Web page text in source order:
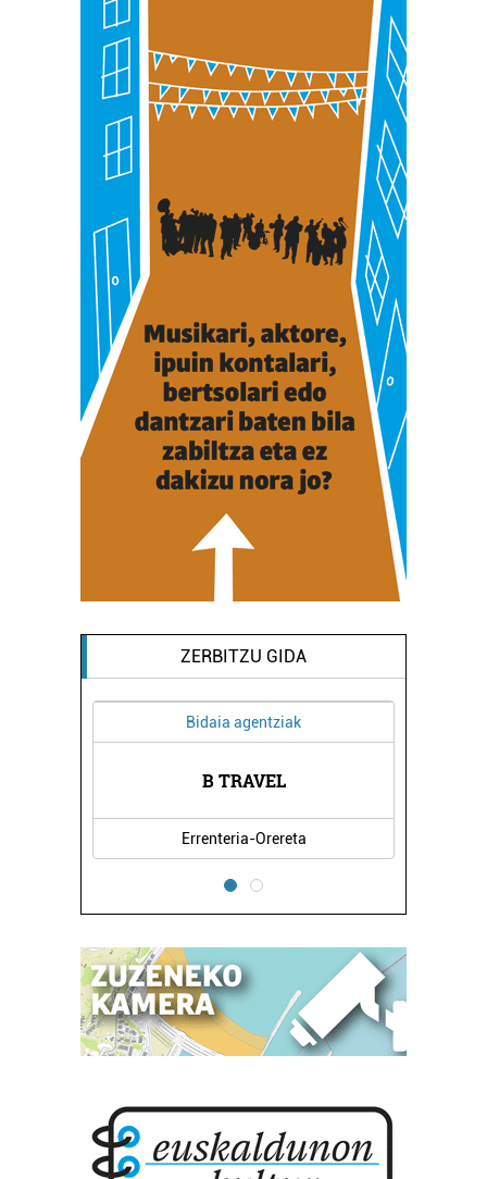
ZERBITZU GIDA
Bidaia agentziak
B TRAVEL
Errenteria-Orereta